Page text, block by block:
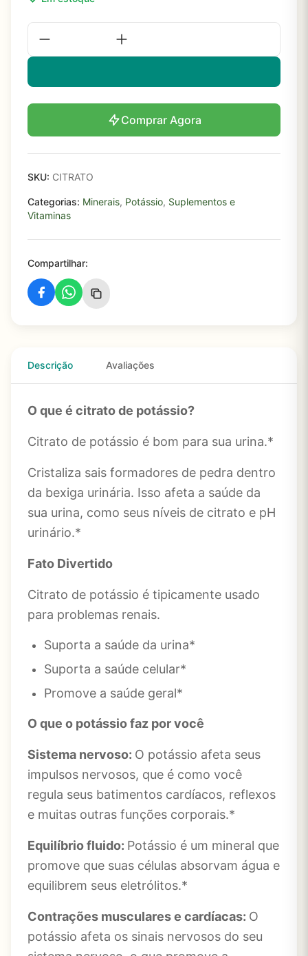
Comprar Agora
SKU: CITRATO
Categorias: Minerais, Potássio, Suplementos e
Vitaminas
Compartilhar:
Descrição Avaliações
O que é citrato de potássio?
Citrato de potássio é bom para sua urina.*
Cristaliza sais formadores de pedra dentro
da bexiga urinária. Isso afeta a saúde da
sua urina, como seus níveis de citrato e pH
urinário.*
Fato Divertido
Citrato de potássio é tipicamente usado
para problemas renais.
Suporta a saúde da urina*
Suporta a saúde celular*
Promove a saúde geral*
O que o potássio faz por você
Sistema nervoso: O potássio afeta seus
impulsos nervosos, que é como você
regula seus batimentos cardíacos, reflexos
e muitas outras funções corporais.*
Equilíbrio fluido: Potássio é um mineral que
promove que suas células absorvam água e
equilibrem seus eletrólitos.*
Contrações musculares e cardíacas: O
potássio afeta os sinais nervosos do seu